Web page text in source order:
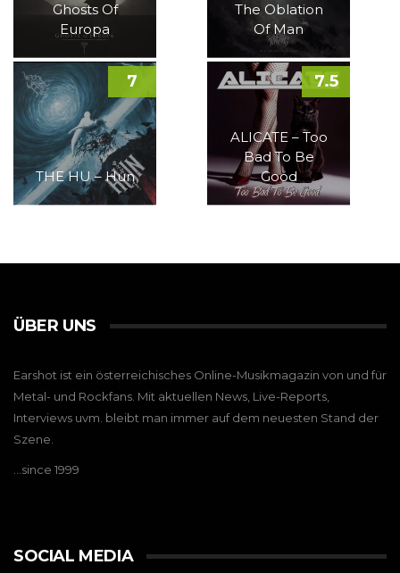
Ghosts Of
Europa
The Oblation
Of Man
THE HU – Hun
7
ALICATE – Too
Bad To Be
Good
7.5
ÜBER UNS
Earshot ist ein österreichisches Online-Musikmagazin von und für
Metal- und Rockfans. Mit aktuellen News, Live-Reports,
Interviews uvm. bleibt man immer auf dem neuesten Stand der
Szene.
…since 1999
SOCIAL MEDIA